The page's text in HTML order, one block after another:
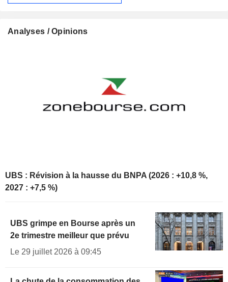
Analyses / Opinions
UBS : Révision à la hausse du BNPA (2026 : +10,8 %,
2027 : +7,5 %)
UBS grimpe en Bourse après un
2e trimestre meilleur que prévu
Le 29 juillet 2026 à 09:45